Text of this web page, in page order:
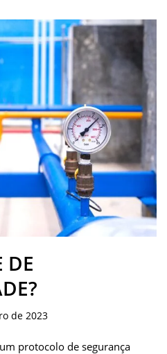
DE
de 2023
protocolo de segurança